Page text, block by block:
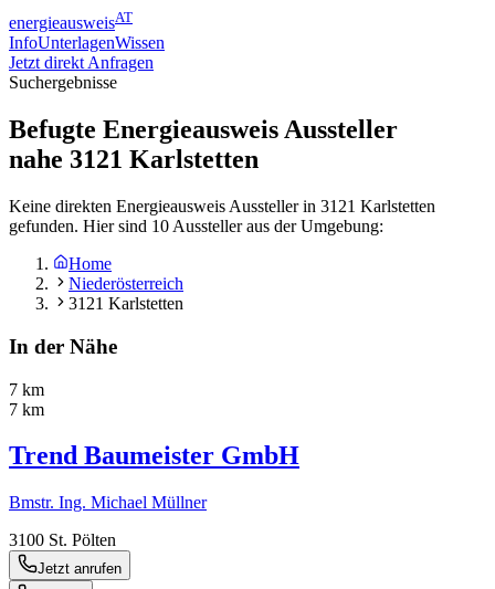
energieausweisAT
InfoUnterlagenWissen
Jetzt direkt Anfragen
Suchergebnisse
Befugte Energieausweis Aussteller
nahe 3121 Karlstetten
Keine direkten Energieausweis Aussteller in 3121 Karlstetten
gefunden. Hier sind 10 Aussteller aus der Umgebung:
Home
Niederösterreich
3121 Karlstetten
In der Nähe
7 km
7 km
Trend Baumeister GmbH
Bmstr. Ing. Michael Müllner
3100 St. Pölten
Jetzt anrufen